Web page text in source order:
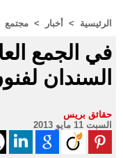
الرئيسية > أخبار > مجتمع
في الجمع
السندان
حقائق بريس
السبت 11 مايو 2013